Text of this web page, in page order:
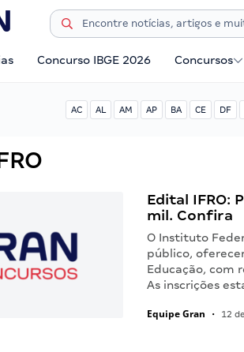
Concurso IBGE 2026 Concursos
AC AL AM AP BA CE DF
Edital IFRO:
mil. Confira
O Instituto
público,
Educação, com
As inscrições
Equipe Gran • 12